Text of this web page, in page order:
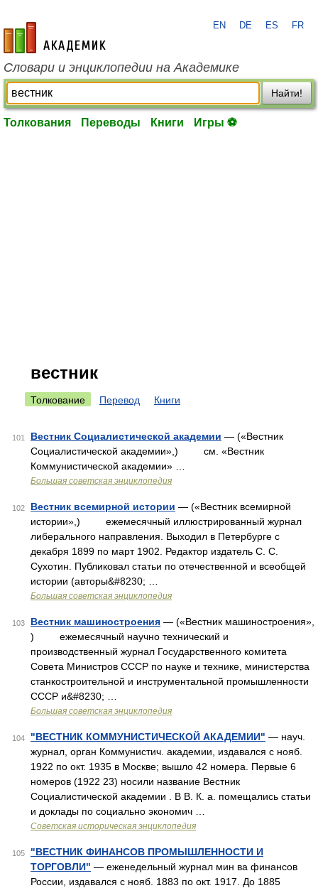
academic.ru
EN DE ES FR
Словари и энциклопедии на Академике
Найти!
Толкования Переводы Книги Игры ⚽
вестник
Толкование Перевод Книги
101 Вестник Социалистической академии — («Вестник
Социалистической академии»,) см. «Вестник
Коммунистической академии» …
Большая советская энциклопедия
102 Вестник всемирной истории — («Вестник всемирной
истории»,) ежемесячный иллюстрированный журнал
либерального направления. Выходил в Петербурге с
декабря 1899 по март 1902. Редактор издатель С. С.
Сухотин. Публиковал статьи по отечественной и всеобщей
истории (авторы&#8230; …
Большая советская энциклопедия
103 Вестник машиностроения — («Вестник машиностроения»,
) ежемесячный научно технический и
производственный журнал Государственного комитета
Совета Министров СССР по науке и технике, министерства
станкостроительной и инструментальной промышленности
СССР и&#8230; …
Большая советская энциклопедия
104 "ВЕСТНИК КОММУНИСТИЧЕСКОЙ АКАДЕМИИ" — науч.
журнал, орган Коммунистич. академии, издавался с нояб.
1922 по окт. 1935 в Москве; вышло 42 номера. Первые 6
номеров (1922 23) носили название Вестник
Социалистической академии . В В. К. а. помещались статьи
и доклады по социально экономич …
Советская историческая энциклопедия
105
"ВЕСТНИК ФИНАНСОВ ПРОМЫШЛЕННОСТИ И
ТОРГОВЛИ" — еженедельный журнал мин ва финансов
России, издавался с нояб. 1883 по окт. 1917. До 1885